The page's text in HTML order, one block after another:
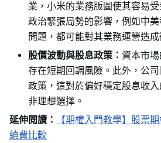
業，小米的業務版圖使其容易
政治緊張局勢的影響，例如中
問題，都可能對其業務運營造成
股價波動與股息政策： 資本市
存在短期回調風險。此外，公
政策，這對於偏好穩定股息收
非理想選擇。
延伸閱讀：
【期權入門教學】股票
續費比較